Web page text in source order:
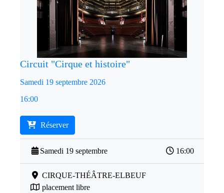
Circuit "Cirque et histoire"
Samedi 19 septembre 2026
16:00
Réserver
Samedi 19 septembre 16:00
CIRQUE-THÉÂTRE-ELBEUF
placement libre